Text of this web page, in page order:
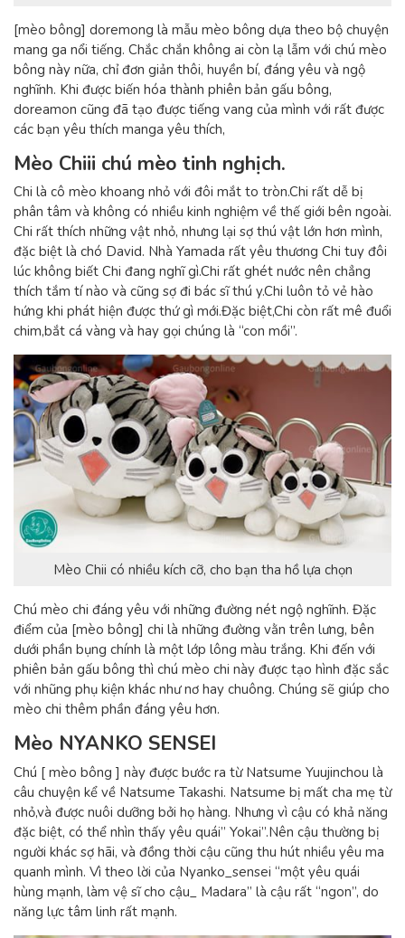
[mèo bông] doremong là mẫu mèo bông dựa theo bộ chuyện
mang ga nổi tiếng. Chắc chắn không ai còn lạ lẫm với chú mèo
bông này nữa, chỉ đơn giản thôi, huyền bí, đáng yêu và ngộ
nghĩnh. Khi được biến hóa thành phiên bản gấu bông,
doreamon cũng đã tạo được tiếng vang của mình với rất được
các bạn yêu thích manga yêu thích,
Mèo Chiii chú mèo tinh nghịch.
Chi là cô mèo khoang nhỏ với đôi mắt to tròn.Chi rất dễ bị
phân tâm và không có nhiều kinh nghiệm về thế giới bên ngoài.
Chi rất thích những vật nhỏ, nhưng lại sợ thú vật lớn hơn mình,
đặc biệt là chó David. Nhà Yamada rất yêu thương Chi tuy đôi
lúc không biết Chi đang nghĩ gì.Chi rất ghét nước nên chẳng
thích tắm tí nào và cũng sợ đi bác sĩ thú y.Chi luôn tỏ vẻ hào
hứng khi phát hiện được thứ gì mới.Đặc biệt,Chi còn rất mê đuổi
chim,bắt cá vàng và hay gọi chúng là “con mồi”.
Mèo Chii có nhiều kích cỡ, cho bạn tha hồ lựa chọn
Chú mèo chi đáng yêu với những đường nét ngộ nghĩnh. Đặc
điểm của [mèo bông] chi là những đường vằn trên lưng, bên
dưới phần bụng chính là một lớp lông màu trắng. Khi đến với
phiên bản gấu bông thì chú mèo chi này được tạo hình đặc sắc
với nhũng phụ kiện khác như nơ hay chuông. Chúng sẽ giúp cho
mèo chi thêm phần đáng yêu hơn.
Mèo NYANKO SENSEI
Chú [ mèo bông ] này được bước ra từ Natsume Yuujinchou là
câu chuyện kể về Natsume Takashi. Natsume bị mất cha mẹ từ
nhỏ,và được nuôi dưỡng bởi họ hàng. Nhưng vì cậu có khả năng
đặc biệt, có thể nhìn thấy yêu quái” Yokai”.Nên cậu thường bị
người khác sợ hãi, và đồng thời cậu cũng thu hút nhiều yêu ma
quanh mình. Vì theo lời của Nyanko_sensei “một yêu quái
hùng mạnh, làm vệ sĩ cho cậu_ Madara” là cậu rất “ngon”, do
năng lực tâm linh rất mạnh.